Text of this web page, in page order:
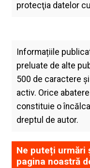
protecţia datelor
Informațiile
preluate de alte
500 de caractere
activ. Orice
constituie o
dreptul de autor.
Ne puteți urmări
pagina noastră